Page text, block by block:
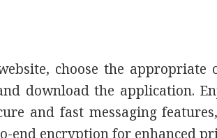
choose the appropriate
download the application.
and fast messaging
end encryption for enhanced